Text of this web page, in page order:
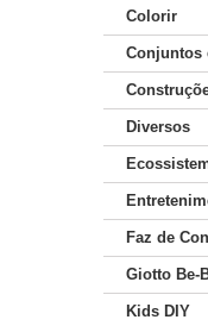
Colorir
Conjuntos
Diversos
Faz de
Giotto Be-
Kids DIY